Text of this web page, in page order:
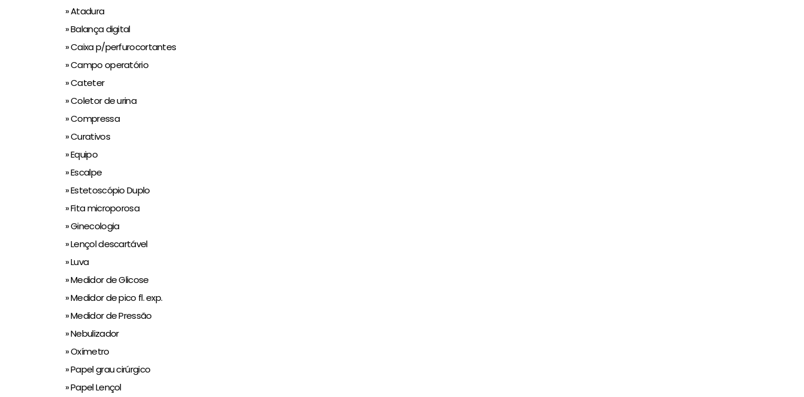
» Atadura
» Balança digital
» Caixa p/perfurocortantes
» Campo operatório
» Cateter
» Coletor de urina
» Compressa
» Curativos
» Equipo
» Escalpe
» Estetoscópio Duplo
» Fita microporosa
» Ginecologia
» Lençol descartável
» Luva
» Medidor de Glicose
» Medidor de pico fl. exp.
» Medidor de Pressão
» Nebulizador
» Oxímetro
» Papel grau cirúrgico
» Papel Lençol